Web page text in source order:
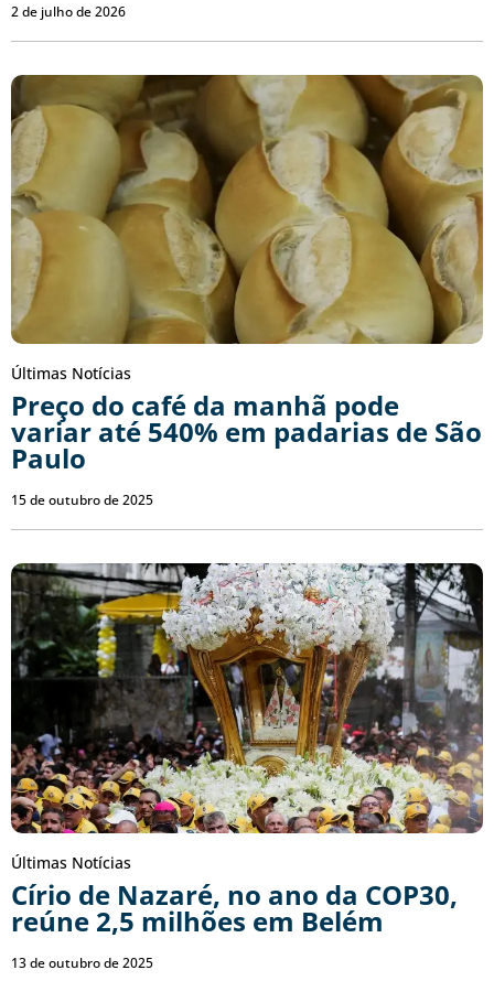
2 de julho de 2026
Últimas Notícias
Preço do café da manhã pode
variar até 540% em padarias de São
Paulo
15 de outubro de 2025
Últimas Notícias
Círio de Nazaré, no ano da COP30,
reúne 2,5 milhões em Belém
13 de outubro de 2025